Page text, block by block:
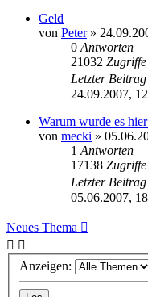
Geld
von Peter»
0 Antworten
21032 Zugriffe
Letzter Beitrag
24.09.2007,
Warum wurde es
von mecki »
1 Antworten
17138 Zugriffe
Letzter Beitrag
05.06.2007,
Neues Thema
Anzeigen: